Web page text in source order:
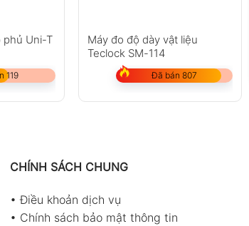
phủ Uni-T
119
Máy đo độ dày vật liệu
Teclock SM-114
Đã bán 807
CHÍNH SÁCH CHUNG
•Điều khoản dịch vụ
• Chính sách bảo mật thông tin